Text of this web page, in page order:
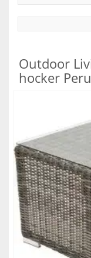
Outdoor
hocker